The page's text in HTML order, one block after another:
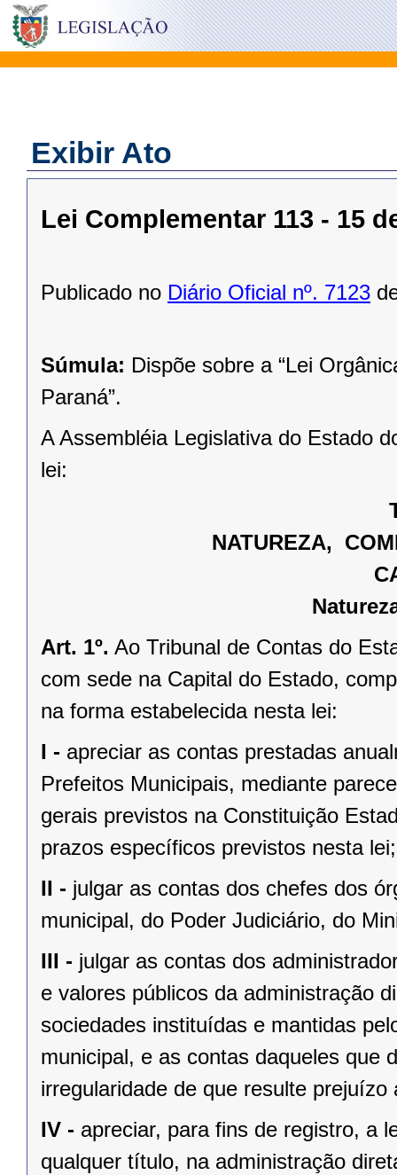
Exibir Ato
Lei Complementar 113 - 15
Publicado no Diário Oficial nº. 7123
Súmula: Dispõe sobre a “Lei
Paraná”.
A Assembléia Legislativa do Estado
lei:
NATUREZA,
Art. 1º. Ao Tribunal de Contas do
com sede na Capital do Estado,
na forma estabelecida nesta lei:
I - apreciar as contas prestadas
Prefeitos Municipais, mediante
gerais previstos na Constituição
prazos específicos previstos nesta lei;
II - julgar as contas dos chefes dos
municipal, do Poder Judiciário, do
III - julgar as contas dos
e valores públicos da administração
sociedades instituídas e mantidas
municipal, e as contas daqueles que
irregularidade de que resulte prejuízo
IV - apreciar, para fins de registro, a
qualquer título, na administração